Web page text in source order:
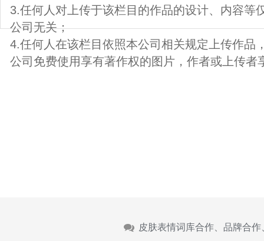
3.任何人对上传于该栏目的作品的设计、内容等
公司无关；
4.任何人在该栏目依照本公司相关规定上传作品
公司免费使用享有著作权的图片，作者或上传者
皮肤表情词库合作、品牌合